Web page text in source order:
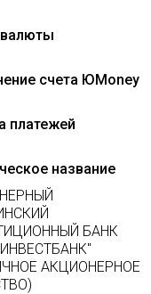
счета ЮMoney
платежей
название
БАНК
АКЦИОНЕРНОЕ